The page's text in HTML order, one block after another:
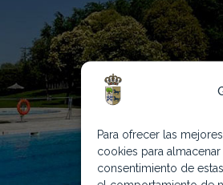
Para ofrecer las
cookies para
consentimiento de